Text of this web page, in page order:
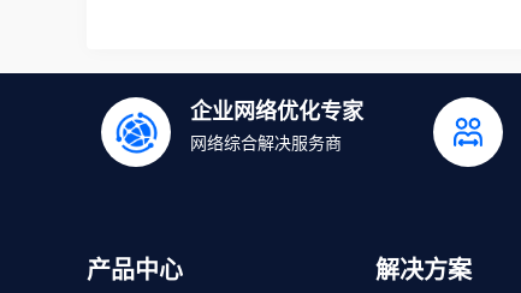
企业网络优化专家
网络综合解决服务商
产品中心 解决方案